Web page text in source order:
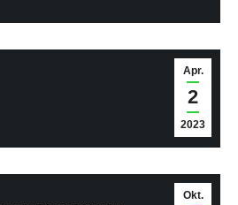
Apr.
2
2023
Okt.